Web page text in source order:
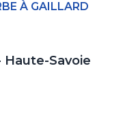
À GAILLARD
Haute-Savoie